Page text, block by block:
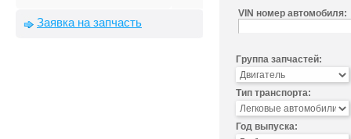
Заявка на запчасть
VIN номер автомобиля:
Группа запчастей:
Тип транспорта:
Год выпуска: